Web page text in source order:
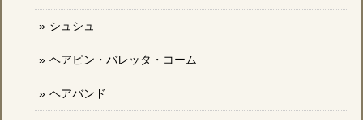
シュシュ
ヘアピン・バレッタ・コーム
ヘアバンド